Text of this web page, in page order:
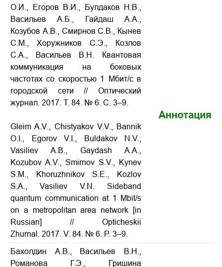
О.И., Егоров В.И., Булдаков Н.В.,
Васильев А.Б., Гайдаш А.А.,
Козубов А.В., Смирнов С.В., Кынев
С.М., Хоружников С.Э., Козлов
С.А., Васильев В.Н. Квантовая
коммуникация на боковых
частотах со скоростью 1 Мбит/с в
городской сети// Оптический
журнал. 2017. Т. 84. № 6. С. 3–9.
Gleim A.V., Chistyakov V.V., Bannik
O.I., Egorov V.I., Buldakov N.V.,
Vasiliev A.B., Gaydash A.A.,
Kozubov A.V., Smirnov S.V., Kynev
S.M., Khoruzhnikov S.E., Kozlov
S.A., Vasiliev V.N. Sideband
quantum communication at 1 Mbit/s
on a metropolitan area network
[in
Russian] // Opticheskii
Zhurnal. 2017. V. 84. № 6. P. 3–9.
Аннотация
Бахолдин А.В., Васильев В.Н.,
Романова Г.Э., Гришина